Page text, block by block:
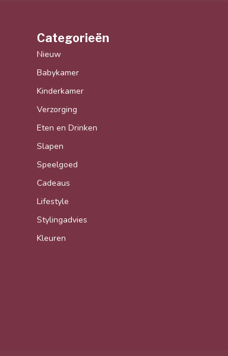
Categorieën
Nieuw
Babykamer
Kinderkamer
Verzorging
Eten en Drinken
Slapen
Speelgoed
Cadeaus
Lifestyle
Stylingadvies
Kleuren